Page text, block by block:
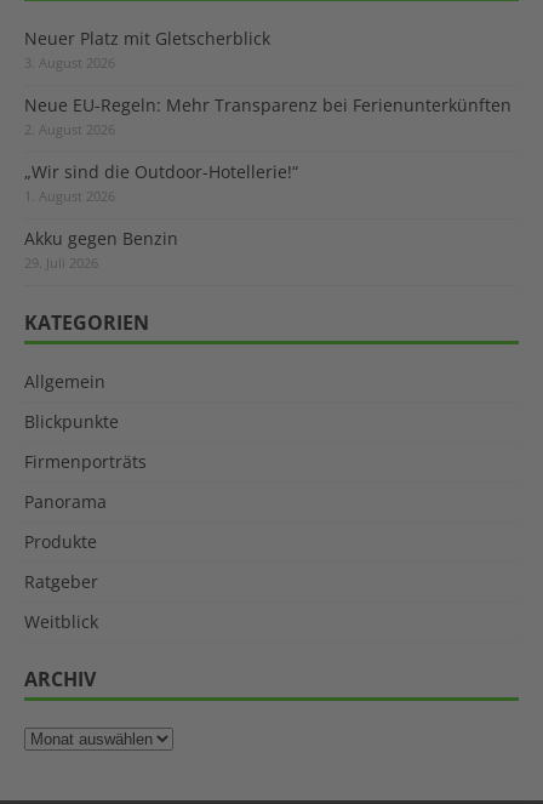
Neuer Platz mit Gletscherblick
3. August 2026
Neue EU-Regeln: Mehr Transparenz bei Ferienunterkünften
2. August 2026
„Wir sind die Outdoor-Hotellerie!“
1. August 2026
Akku gegen Benzin
29. Juli 2026
KATEGORIEN
Allgemein
Blickpunkte
Firmenporträts
Panorama
Produkte
Ratgeber
Weitblick
ARCHIV